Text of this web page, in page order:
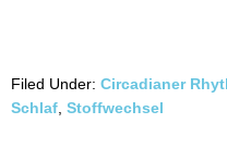
Filed Under: Circadianer
Schlaf Stoffwechsel